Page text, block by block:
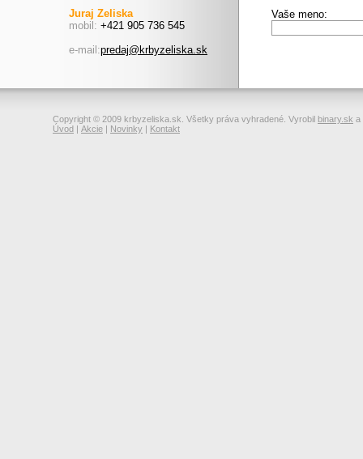
Juraj Zeliska
mobil: +421 905 736 545
e-mail:predaj@krbyzeliska.sk
Vaše meno:
Copyright © 2009 krbyzeliska.sk. Všetky práva vyhradené. Vyrobil binary.sk a
Úvod | Akcie | Novinky | Kontakt